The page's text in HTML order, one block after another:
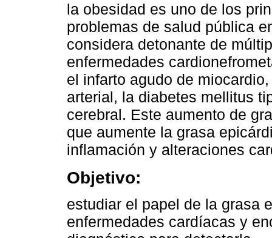
la obesidad es uno de los
problemas de salud pública
considera detonante de
enfermedades
el infarto agudo de
arterial, la diabetes mellitus
cerebral. Este aumento de
que aumente la grasa
inflamación y alteraciones
Objetivo:
estudiar el papel de la grasa
enfermedades cardíacas y